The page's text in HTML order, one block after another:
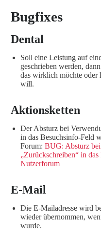
Bugfixes
Dental
Soll eine Leistung auf
geschrieben werden,
das wirklich möchte oder
will.
Aktionsketten
Der Absturz bei
in das Besuchsinfo-Feld
Forum: BUG: Absturz
„Zurückschreiben“ in
Nutzerforum
E-Mail
Die E-Mailadresse wird
wieder übernommen,
wurde.